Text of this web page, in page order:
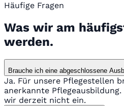
Häufige Fragen
Was wir am
werden.
Brauche ich eine abgeschlossene
Ja. Für unsere Pflegestellen
anerkannte
wir derzeit nicht ein.